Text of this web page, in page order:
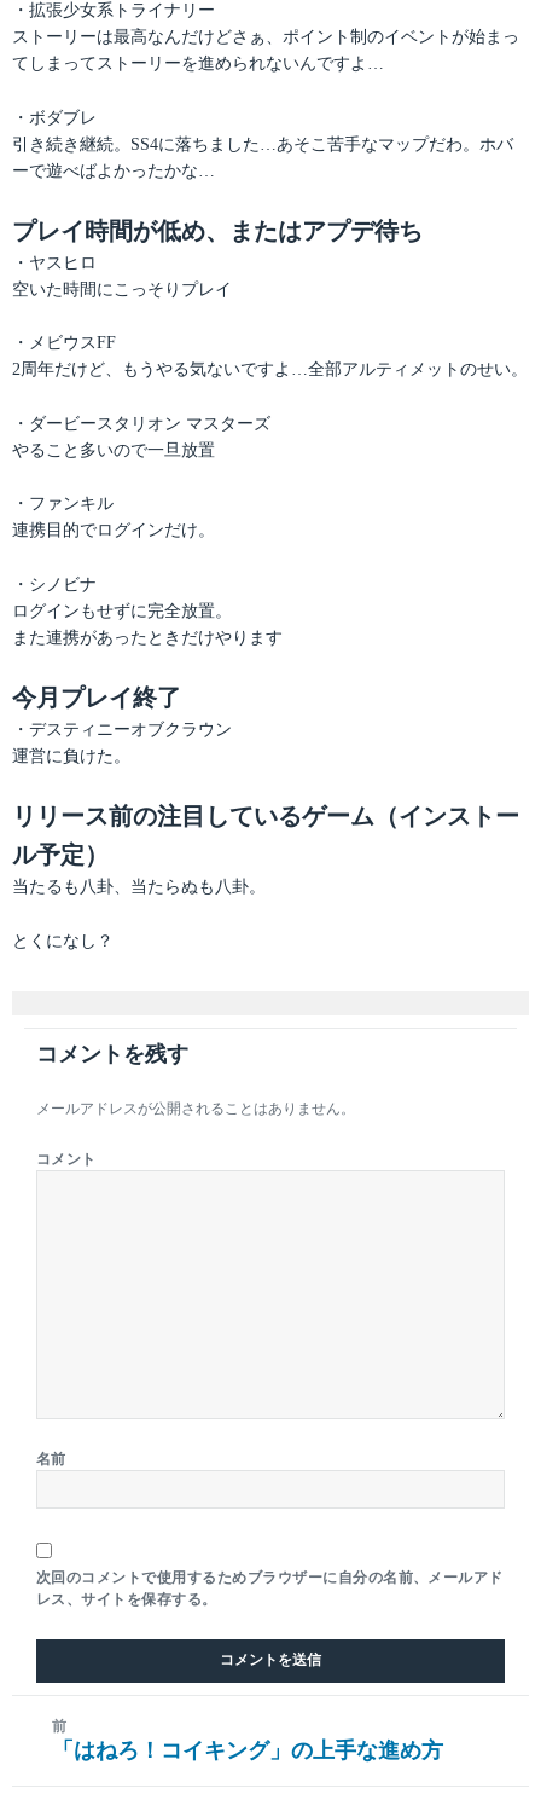
・拡張少女系トライナリー
ストーリーは最高なんだけどさぁ、ポイント制のイベントが始まっ
てしまってストーリーを進められないんですよ…
・ボダブレ
引き続き継続。SS4に落ちました…あそこ苦手なマップだわ。ホバ
ーで遊べばよかったかな…
プレイ時間が低め、またはアプデ待ち
・ヤスヒロ
空いた時間にこっそりプレイ
・メビウスFF
2周年だけど、もうやる気ないですよ…全部アルティメットのせい。
・ダービースタリオン マスターズ
やること多いので一旦放置
・ファンキル
連携目的でログインだけ。
・シノビナ
ログインもせずに完全放置。
また連携があったときだけやります
今月プレイ終了
・デスティニーオブクラウン
運営に負けた。
リリース前の注目しているゲーム（インストー
ル予定）
当たるも八卦、当たらぬも八卦。
とくになし？
コメントを残す
メールアドレスが公開されることはありません。
コメント
名前
次回のコメントで使用するためブラウザーに自分の名前、メールアド
レス、サイトを保存する。
前
前「はねろ！コイキング」の上手な進め方